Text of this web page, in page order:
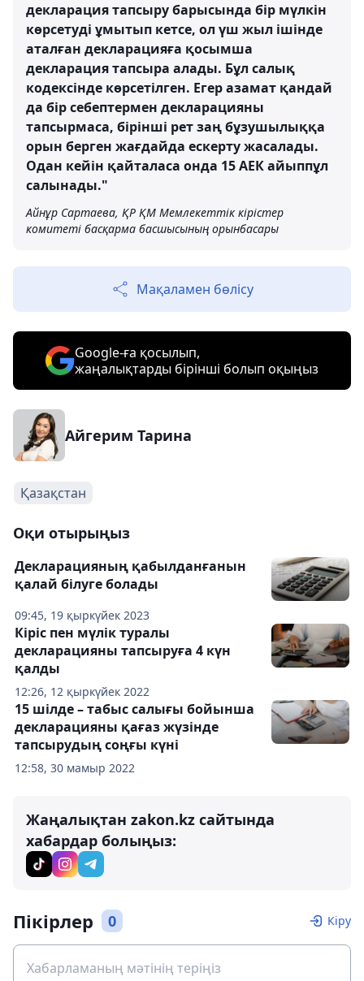
декларация тапсыру барысында бір мүлкін
көрсетуді ұмытып кетсе, ол үш жыл ішінде
аталған декларацияға қосымша
декларация тапсыра алады. Бұл салық
кодексінде көрсетілген. Егер азамат қандай
да бір себептермен декларацияны
тапсырмаса, бірінші рет заң бұзушылыққа
орын берген жағдайда ескерту жасалады.
Одан кейін қайталаса онда 15 АЕК айыппұл
салынады."
Айнұр Сартаева, ҚР ҚМ Мемлекеттік кірістер
комитеті басқарма басшысының орынбасары
Мақаламен бөлісу
Google-ға қосылып,
жаңалықтарды бірінші болып оқыңыз
Айгерим Тарина
Қазақстан
Оқи отырыңыз
09:45, 19 қыркүйек 2023
Декларацияның қабылданғанын
қалай білуге болады
12:26, 12 қыркүйек 2022
Кіріс пен мүлік туралы
декларацияны тапсыруға 4 күн
қалды
12:58, 30 мамыр 2022
15 шілде – табыс салығы бойынша
декларацияны қағаз жүзінде
тапсырудың соңғы күні
Жаңалықтан zakon.kz сайтында
хабардар болыңыз:
Пікірлер 0 Кіру